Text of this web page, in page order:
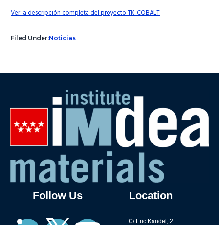
Ver la descripción completa del proyecto TK-COBALT
Filed Under:Noticias
Follow Us Location
C/ Eric Kandel, 2